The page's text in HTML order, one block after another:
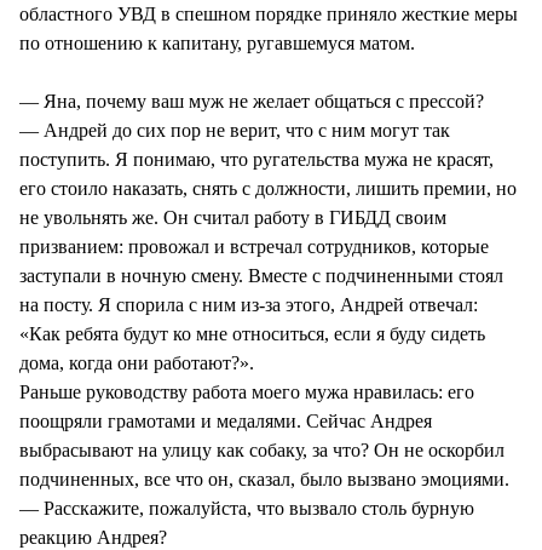
областного УВД в спешном порядке приняло жесткие меры
по отношению к капитану, ругавшемуся матом.
— Яна, почему ваш муж не желает общаться с прессой?
— Андрей до сих пор не верит, что с ним могут так
поступить. Я понимаю, что ругательства мужа не красят,
его стоило наказать, снять с должности, лишить премии, но
не увольнять же. Он считал работу в ГИБДД своим
призванием: провожал и встречал сотрудников, которые
заступали в ночную смену. Вместе с подчиненными стоял
на посту. Я спорила с ним из-за этого, Андрей отвечал:
«Как ребята будут ко мне относиться, если я буду сидеть
дома, когда они работают?».
Раньше руководству работа моего мужа нравилась: его
поощряли грамотами и медалями. Сейчас Андрея
выбрасывают на улицу как собаку, за что? Он не оскорбил
подчиненных, все что он, сказал, было вызвано эмоциями.
— Расскажите, пожалуйста, что вызвало столь бурную
реакцию Андрея?